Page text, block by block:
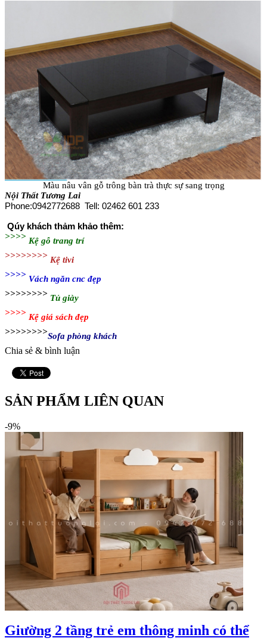
Màu nâu vân gỗ trông bàn trà thực sự sang trọng
Nội Thất Tương Lai
Phone:0942772688 Tell: 02462 601 233
Qúy khách thảm khảo thêm:
>>>> Kệ gỗ trang trí
>>>>>>>> Kệ tivi
>>>> Vách ngăn cnc đẹp
>>>>>>>> Tủ giày
>>>> Kệ giá sách đẹp
>>>>>>>>Sofa phòng khách
Chia sẻ & bình luận
SẢN PHẨM LIÊN QUAN
-9%
Giường 2 tầng trẻ em thông minh có thể